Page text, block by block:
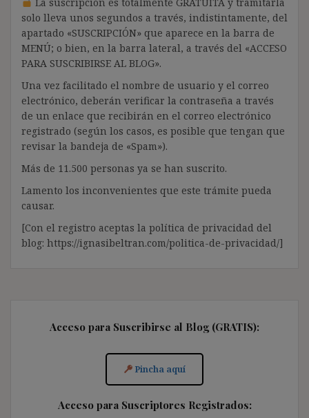
solo lleva unos segundos a través, indistintamente, del
apartado «SUSCRIPCIÓN» que aparece en la barra de
MENÚ; o bien, en la barra lateral, a través del «ACCESO
PARA SUSCRIBIRSE AL BLOG».
Una vez facilitado el nombre de usuario y el correo
electrónico, deberán verificar la contraseña a través
de un enlace que recibirán en el correo electrónico
registrado (según los casos, es posible que tengan que
revisar la bandeja de «Spam»).
Más de 11.500 personas ya se han suscrito.
Lamento los inconvenientes que este trámite pueda
causar.
[Con el registro aceptas la política de privacidad del
blog: https://ignasibeltran.com/politica-de-privacidad/]
Acceso para Suscribirse al Blog (GRATIS):
Pincha aquí
Acceso para Suscriptores Registrados: